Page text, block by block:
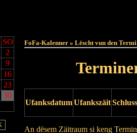
SO
2
9
16
23
30
FoFa-Kalenner » Lëscht vun den
UfanksdatumUfankszäit
An dësem Zäitraum si keng